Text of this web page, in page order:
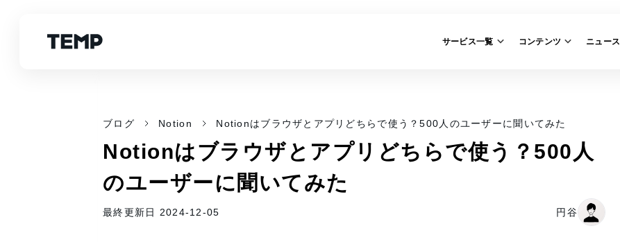
サービス一覧 コンテンツ ニュース
ブログ Notion Notionはブラウザとアプリどちらで使う？500人のユーザーに聞いてみた
Notionはブラウザとアプリどちらで使う？500人
のユーザーに聞いてみた
最終更新日 2024-12-05 円谷